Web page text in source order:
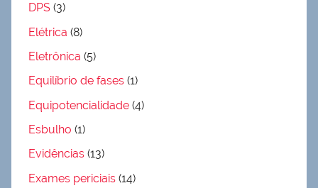
DPS (3)
Elétrica (8)
Eletrônica (5)
Equilíbrio de fases (1)
Equipotencialidade (4)
Esbulho (1)
Evidências (13)
Exames periciais (14)